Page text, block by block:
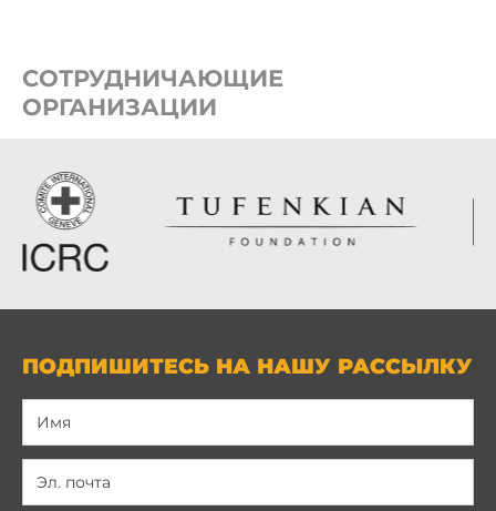
СОТРУДНИЧАЮЩИЕ
ОРГАНИЗАЦИИ
ПОДПИШИТЕСЬ НА НАШУ РАССЫЛКУ